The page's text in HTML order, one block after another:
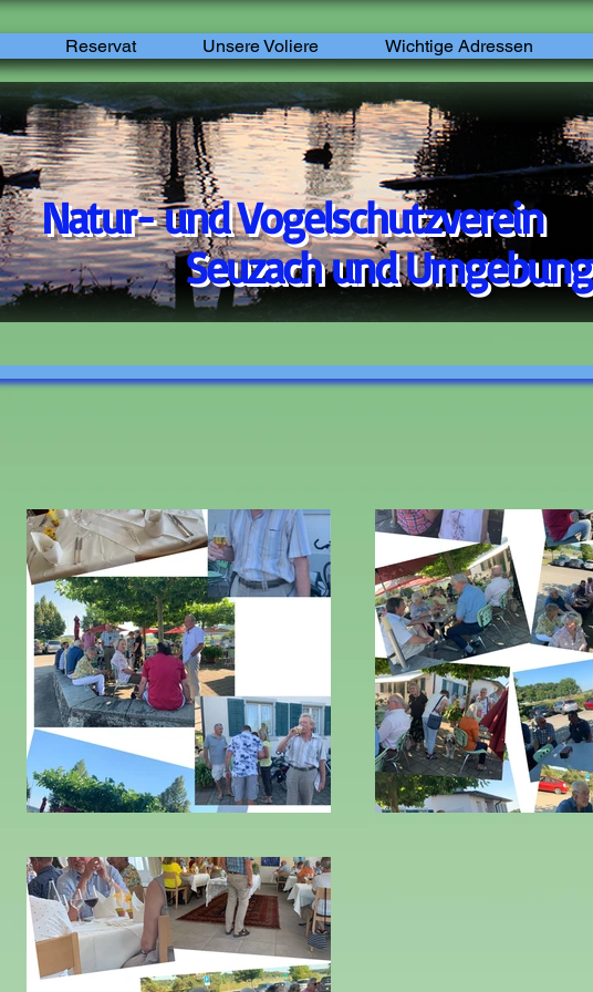
Reservat Unsere Voliere Wichtige Adressen
Natur- und Vogelschutzverein
Seuzach und Umgebung